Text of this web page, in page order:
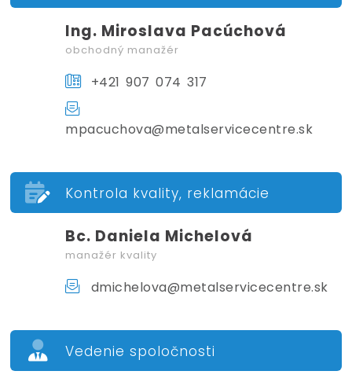
Ing. Miroslava Pacúchová
obchodný manažér
+421 907 074 317
mpacuchova@metalservicecentre.sk
Kontrola kvality, reklamácie
Bc. Daniela Michelová
manažér kvality
dmichelova@metalservicecentre.sk
Vedenie spoločnosti